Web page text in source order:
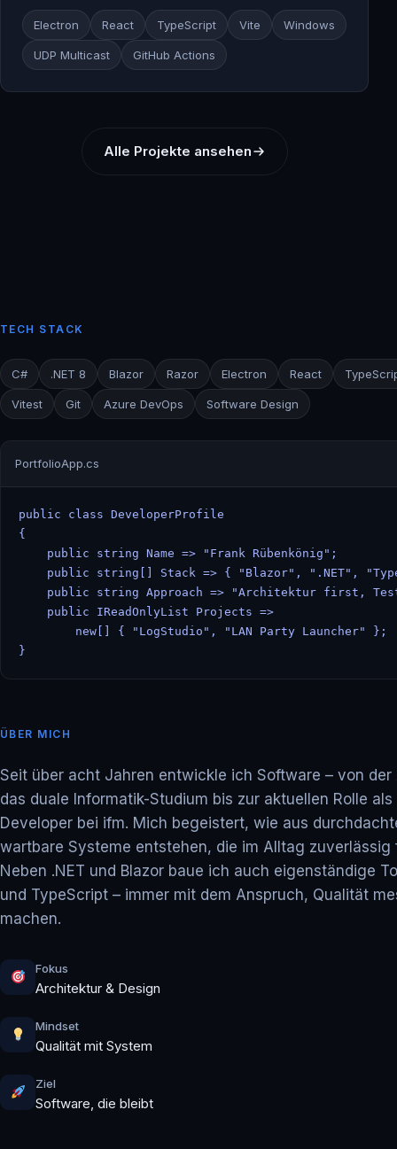
Electron React TypeScript Vite Windows
UDP Multicast GitHub Actions
Alle Projekte ansehen
TECH STACK
C# .NET 8 Blazor Razor Electron React
Vitest Git Azure DevOps Software Design
PortfolioApp.cs
public class DeveloperProfile
{
    public string Name => "Frank Rübenkönig";
public string[] Stack => { "Blazor", ".NET",
public string Approach => "Architektur first,
    public IReadOnlyList Projects =>
        new[] { "LogStudio", "LAN Party Launcher" };
}
ÜBER MICH
Seit über acht Jahren entwickle ich Software – von der
das duale Informatik-Studium bis zur aktuellen Rolle
Developer bei ifm. Mich begeistert, wie aus
wartbare Systeme entstehen, die im Alltag zuverlässig
Neben .NET und Blazor baue ich auch eigenständige
und TypeScript – immer mit dem Anspruch, Qualität
machen.
Fokus
Architektur & Design
Mindset
Qualität mit System
Ziel
Software, die bleibt